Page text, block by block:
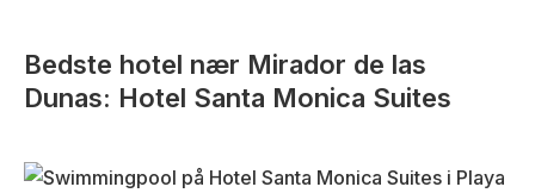
Bedste hotel nær Mirador de las
Dunas: Hotel Santa Monica Suites